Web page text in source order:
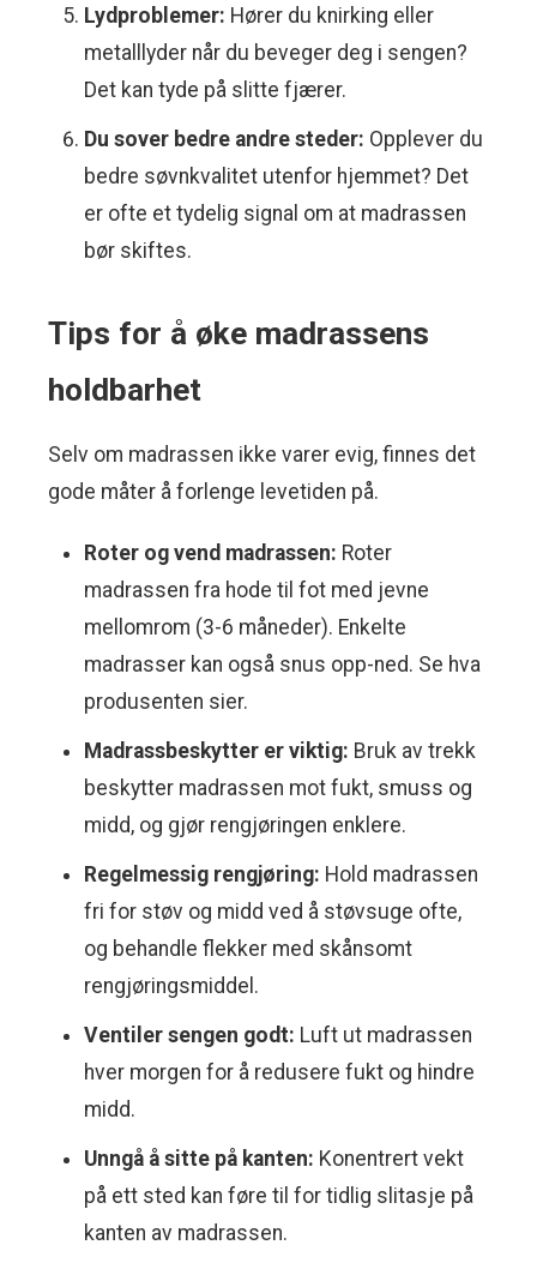
Lydproblemer: Hører du knirking eller
metalllyder når du beveger deg i sengen?
Det kan tyde på slitte fjærer.
Du sover bedre andre steder: Opplever du
bedre søvnkvalitet utenfor hjemmet? Det
er ofte et tydelig signal om at madrassen
bør skiftes.
Tips for å øke madrassens
holdbarhet
Selv om madrassen ikke varer evig, finnes det
gode måter å forlenge levetiden på.
Roter og vend madrassen: Roter
madrassen fra hode til fot med jevne
mellomrom (3-6 måneder). Enkelte
madrasser kan også snus opp-ned. Se hva
produsenten sier.
Madrassbeskytter er viktig: Bruk av trekk
beskytter madrassen mot fukt, smuss og
midd, og gjør rengjøringen enklere.
Regelmessig rengjøring: Hold madrassen
fri for støv og midd ved å støvsuge ofte,
og behandle flekker med skånsomt
rengjøringsmiddel.
Ventiler sengen godt: Luft ut madrassen
hver morgen for å redusere fukt og hindre
midd.
Unngå å sitte på kanten: Konentrert vekt
på ett sted kan føre til for tidlig slitasje på
kanten av madrassen.